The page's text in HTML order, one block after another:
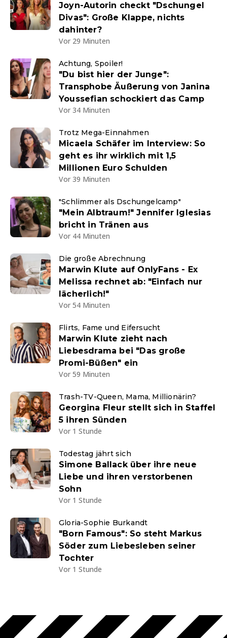
Joyn-Autorin checkt "Dschungel
Divas": Große Klappe, nichts
dahinter?
Vor 29 Minuten
Achtung, Spoiler!
"Du bist hier der Junge":
Transphobe Äußerung von Janina
Youssefian schockiert das Camp
Vor 34 Minuten
Trotz Mega-Einnahmen
Micaela Schäfer im Interview: So
geht es ihr wirklich mit 1,5
Millionen Euro Schulden
Vor 39 Minuten
"Schlimmer als Dschungelcamp"
"Mein Albtraum!" Jennifer Iglesias
bricht in Tränen aus
Vor 44 Minuten
Die große Abrechnung
Marwin Klute auf OnlyFans - Ex
Melissa rechnet ab: "Einfach nur
lächerlich!"
Vor 54 Minuten
Flirts, Fame und Eifersucht
Marwin Klute zieht nach
Liebesdrama bei "Das große
Promi-Büßen" ein
Vor 59 Minuten
Trash-TV-Queen, Mama, Millionärin?
Georgina Fleur stellt sich in Staffel
5 ihren Sünden
Vor 1 Stunde
Todestag jährt sich
Simone Ballack über ihre neue
Liebe und ihren verstorbenen
Sohn
Vor 1 Stunde
Gloria-Sophie Burkandt
"Born Famous": So steht Markus
Söder zum Liebesleben seiner
Tochter
Vor 1 Stunde